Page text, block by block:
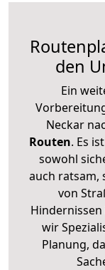
den
Ein
Neckar
Routen. Es
sowohl
auch ratsam,
von
wir
Planung,